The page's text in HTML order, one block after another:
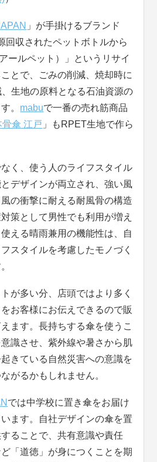
」が手掛けるブランド
回収されたペットボトルから
ールペット）」というリサイ
とで、ごみの削減、焼却時に
生地の原料となる石油資源の
。 mabuで一番の売れ筋商品
傘 江戸 」もRPET生地で作ら
く、使う人のライフスタイル
デザインが両立され、強い風
の衝撃に耐える耐風骨の構造
策として男性でも利用が増え
える晴雨兼用の機能性は、自
スタイルを考慮したモノづく
が多い分、店頭ではより多く
お客様にお伝えできるので販
ます。長持ちする傘を使うこ
識させ、紫外線や暑さから肌
きている自然災害への意識を
がるかもしれません。
では中学校に置き傘をお届け
ます。自社デザインの傘を置
ることで、共有意識や責任
「道徳」が身につくことを期